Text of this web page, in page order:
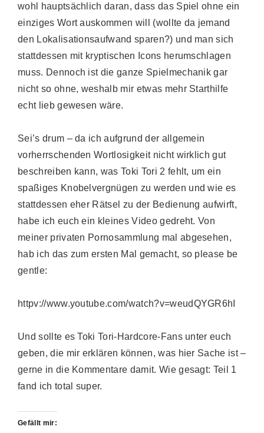
wohl hauptsächlich daran, dass das Spiel ohne ein
einziges Wort auskommen will (wollte da jemand
den Lokalisationsaufwand sparen?) und man sich
stattdessen mit kryptischen Icons herumschlagen
muss. Dennoch ist die ganze Spielmechanik gar
nicht so ohne, weshalb mir etwas mehr Starthilfe
echt lieb gewesen wäre.
Sei’s drum – da ich aufgrund der allgemein
vorherrschenden Wortlosigkeit nicht wirklich gut
beschreiben kann, was Toki Tori 2 fehlt, um ein
spaßiges Knobelvergnügen zu werden und wie es
stattdessen eher Rätsel zu der Bedienung aufwirft,
habe ich euch ein kleines Video gedreht. Von
meiner privaten Pornosammlung mal abgesehen,
hab ich das zum ersten Mal gemacht, so please be
gentle:
httpv://www.youtube.com/watch?v=weudQYGR6hI
Und sollte es Toki Tori-Hardcore-Fans unter euch
geben, die mir erklären können, was hier Sache ist –
gerne in die Kommentare damit. Wie gesagt: Teil 1
fand ich total super.
Gefällt mir: